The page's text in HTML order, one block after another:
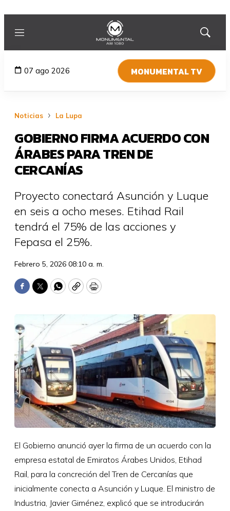
Menú
Mostrar
07 ago 2026 MONUMENTAL TV
Noticias La Lupa
GOBIERNO FIRMA ACUERDO CON
ÁRABES PARA TREN DE
CERCANÍAS
Proyecto conectará Asunción y Luque
en seis a ocho meses. Etihad Rail
tendrá el 75% de las acciones y
Fepasa el 25%.
Febrero 5, 2026 08:10 a. m.
Facebook
TwitterWhatsApp
CopyPrint
El Gobierno anunció ayer la firma de un acuerdo con la
empresa estatal de Emiratos Árabes Unidos, Etihad
Rail, para la concreción del Tren de Cercanías que
inicialmente conecta a Asunción y Luque. El ministro de
Industria, Javier Giménez, explicó que se introducirán